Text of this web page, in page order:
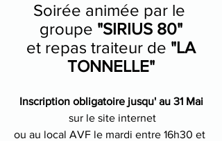
Soirée animée par le
groupe "SIRIUS 80"
et repas traiteur de "LA
TONNELLE"
Inscription obligatoire jusqu' au 31 Mai
sur le site internet
ou au local AVF le mardi entre 16h30 et